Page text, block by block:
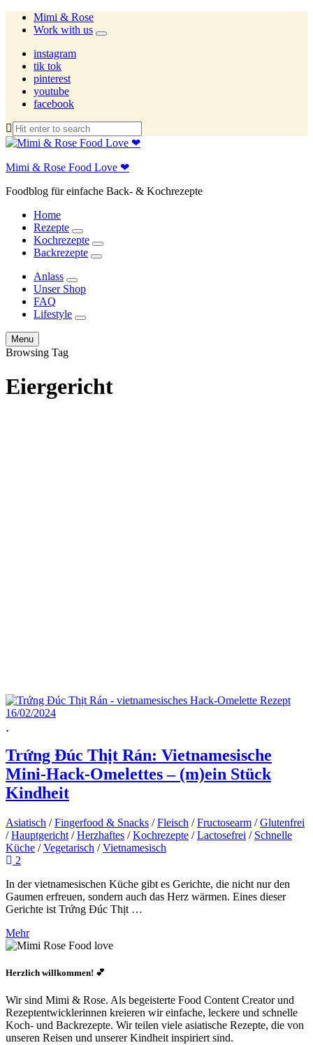
Mimi & Rose
Work with us
expand
instagram
tik tok
pinterest
youtube
facebook
Mimi & Rose Food Love ❤
Foodblog für einfache Back- & Kochrezepte
Home
Rezepte
expand
child
menu
Kochrezepte
expand
child
Backrezepte
expand
Anlass
expand
child
Unser Shop
FAQ
Lifestyle
expand
Search
Menu
Browsing Tag
Eiergericht
16/02/2024
Trứng Đúc Thịt Rán: Vietnamesische
Mini-Hack-Omelettes – (m)ein Stück
Kindheit
Asiatisch /Fingerfood & Snacks /Fleisch /Fructosearm /Glutenfrei
/Hauptgericht /Herzhaftes /Kochrezepte /Lactosefrei / Schnelle
Küche /Vegetarisch /Vietnamesisch
2
In der vietnamesischen Küche gibt es Gerichte, die nicht nur den
Gaumen erfreuen, sondern auch das Herz wärmen. Eines dieser
Gerichte ist Trứng Đúc Thịt …
Mehr
Herzlich willkommen! 💕
Wir sind Mimi & Rose. Als begeisterte Food Content Creator und
Rezeptentwicklerinnen kreieren wir einfache, leckere und schnelle
Koch- und Backrezepte. Wir teilen viele asiatische Rezepte, die von
unseren Reisen und unserer Kindheit inspiriert sind.